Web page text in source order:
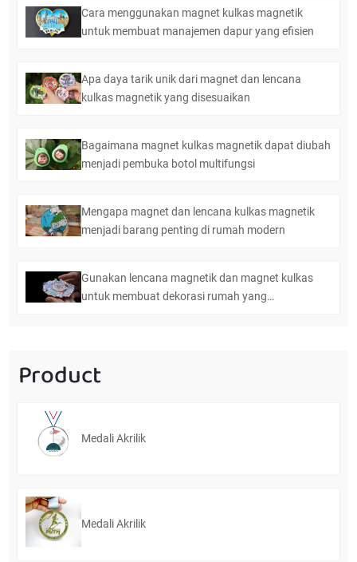
Cara menggunakan magnet kulkas magnetik
untuk membuat manajemen dapur yang efisien
Apa daya tarik unik dari magnet dan lencana
kulkas magnetik yang disesuaikan
Bagaimana magnet kulkas magnetik dapat diubah
menjadi pembuka botol multifungsi
Mengapa magnet dan lencana kulkas magnetik
menjadi barang penting di rumah modern
Gunakan lencana magnetik dan magnet kulkas
untuk membuat dekorasi rumah yang
Product
Medali Akrilik
Medali Akrilik